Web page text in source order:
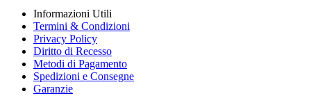
Informazioni Utili
Termini & Condizioni
Privacy Policy
Diritto di Recesso
Metodi di Pagamento
Spedizioni e Consegne
Garanzie